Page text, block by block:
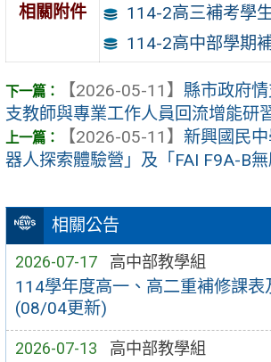
相關公告
2026-07-17 高中部教學組
114學年度高一、高二重補修課表
(08/04更新)
2026-07-13 高中部教學組
相關附件
114-2高三補考學
114-2高中部學期
【2026-05-11】 縣市政府
支教師與專業工作人員回流增能研
【2026-05-11】 新興國民
器人探索體驗營」及「FAI F9A-B無